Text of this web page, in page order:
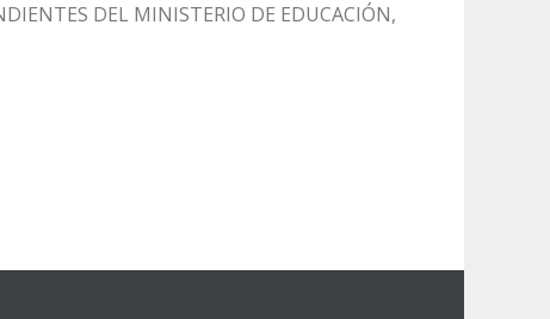
DEL MINISTERIO DE EDUCACIÓN,